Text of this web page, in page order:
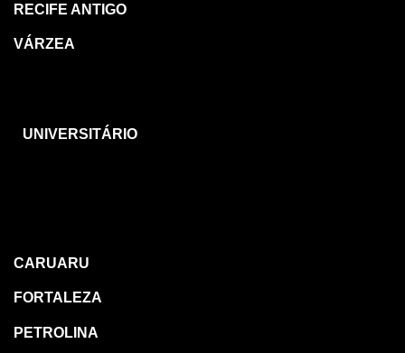
RECIFE ANTIGO
VÁRZEA
UNIVERSITÁRIO
CARUARU
FORTALEZA
PETROLINA